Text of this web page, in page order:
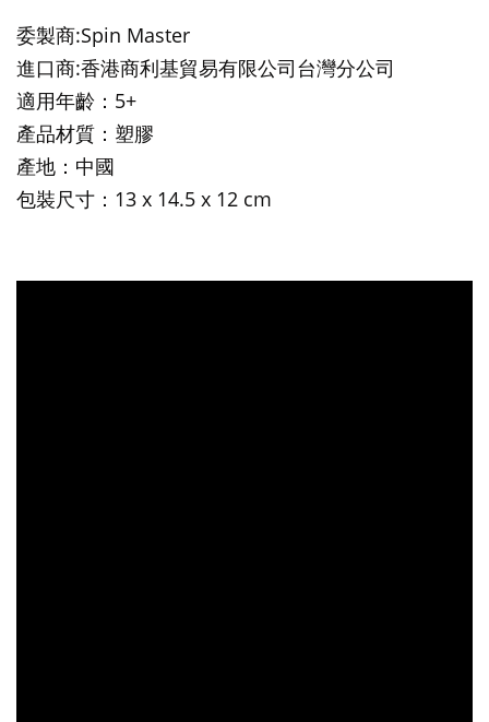
委製商:Spin Master
進口商:香港商利基貿易有限公司台灣分公司
適用年齡：5+
產品材質：塑膠
產地：中國
包裝尺寸 ：13 x 14.5 x 12 cm